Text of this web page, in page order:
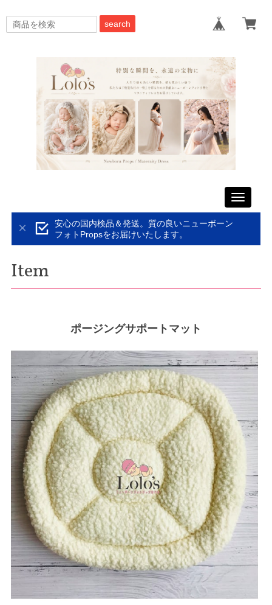
search
Toggle
安心の国内検品＆発送。質の良いニューボーン
フォトPropsをお届けいたします。
Item
ポージングサポートマット